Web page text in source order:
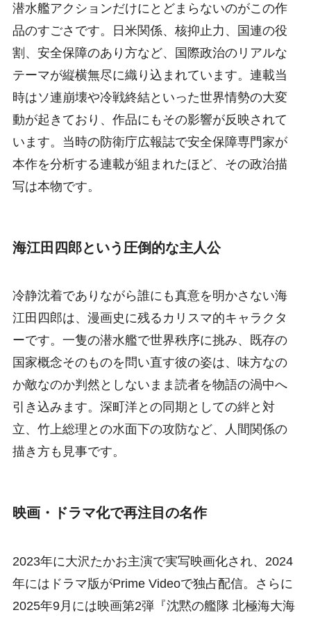
潜水艦アクションだけにとどまらないのがこの作
品のすごさです。日米関係、核抑止力、国連の役
割、安全保障のあり方など、国際政治のリアルな
テーマが縦横無尽に織り込まれています。連載当
時はソ連崩壊や冷戦終結といった世界情勢の大変
動が起きており、作品にもその影響が反映されて
います。当時の防衛庁広報誌で安全保障専門家が
本作を分析する連載が組まれたほど、その政治描
写は本物です。
海江田四郎という圧倒的な主人公
冷静沈着でありながら誰にも真意を明かさない海
江田四郎は、漫画史に残るカリスマ的キャラクタ
ーです。一隻の潜水艦で世界秩序に挑み、既存の
国家概念そのものを問い直す彼の姿は、味方なの
か敵なのか判然としないまま読者を物語の渦中へ
引き込みます。深町洋との同期としての絆と対
立、竹上総理との水面下の攻防など、人間関係の
描き方も見事です。
映画・ドラマ化で再注目の名作
2023年に大沢たかお主演で実写映画化され、2024
年にはドラマ版がPrime Videoで独占配信。さらに
2025年9月には映画第2弾『沈黙の艦隊 北極海大海